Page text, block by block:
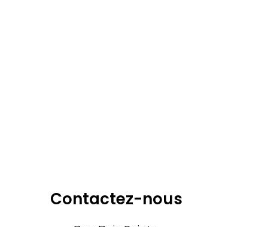
Contactez-nous